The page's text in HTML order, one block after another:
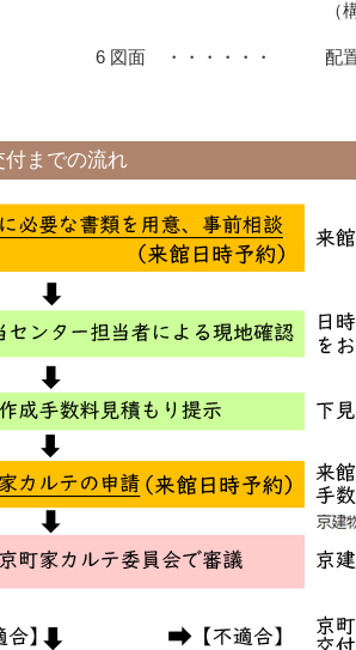
（
6 図面 ・・・・・・ 配
付までの流れ